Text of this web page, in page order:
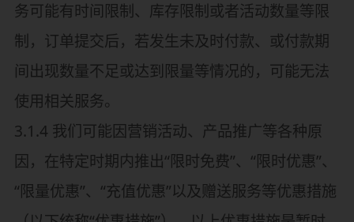
务可能有时间限制、库存限制或者活动数量等限
制，订单提交后，若发生未及时付款、或付款期
间出现数量不足或达到限量等情况的，可能无法
使用相关服务。
3.1.4 我们可能因营销活动、产品推广等各种原
因，在特定时期内推出“限时免费”、“限时优惠”、
“限量优惠”、“充值优惠”以及赠送服务等优惠措施